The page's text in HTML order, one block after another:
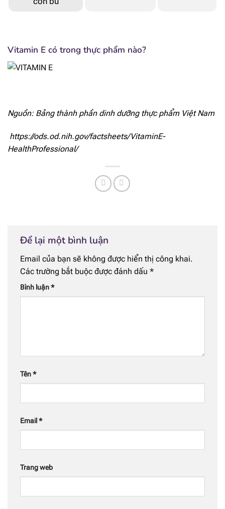
Vitamin E có trong thực phẩm nào?
Nguồn: Bảng thành phần dinh dưỡng thực phẩm Việt Nam
https://ods.od.nih.gov/factsheets/VitaminE-
HealthProfessional/
Để lại một bình luận
Email của bạn sẽ không được hiển thị công khai.
Các trường bắt buộc được đánh dấu *
Bình luận*
Tên*
Email *
Trang web